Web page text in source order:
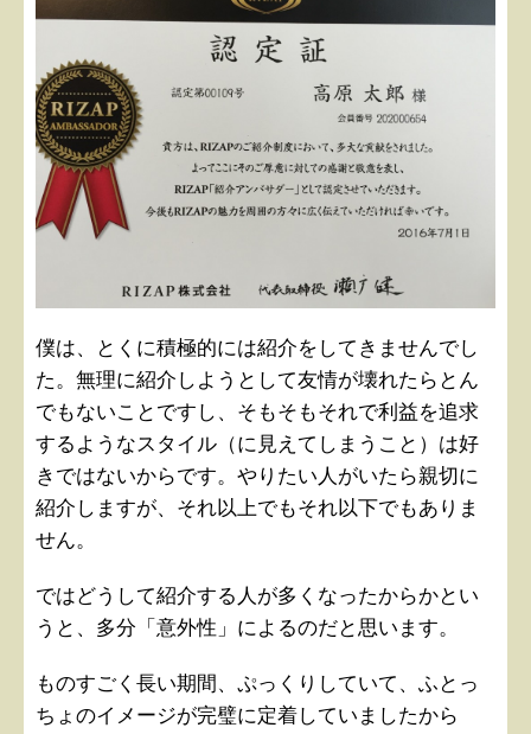
僕は、とくに積極的には紹介をしてきませんでし
た。無理に紹介しようとして友情が壊れたらとん
でもないことですし、そもそもそれで利益を追求
するようなスタイル（に見えてしまうこと）は好
きではないからです。やりたい人がいたら親切に
紹介しますが、それ以上でもそれ以下でもありま
せん。
ではどうして紹介する人が多くなったからかとい
うと、多分「意外性」によるのだと思います。
ものすごく長い期間、ぷっくりしていて、ふとっ
ちょのイメージが完璧に定着していましたから